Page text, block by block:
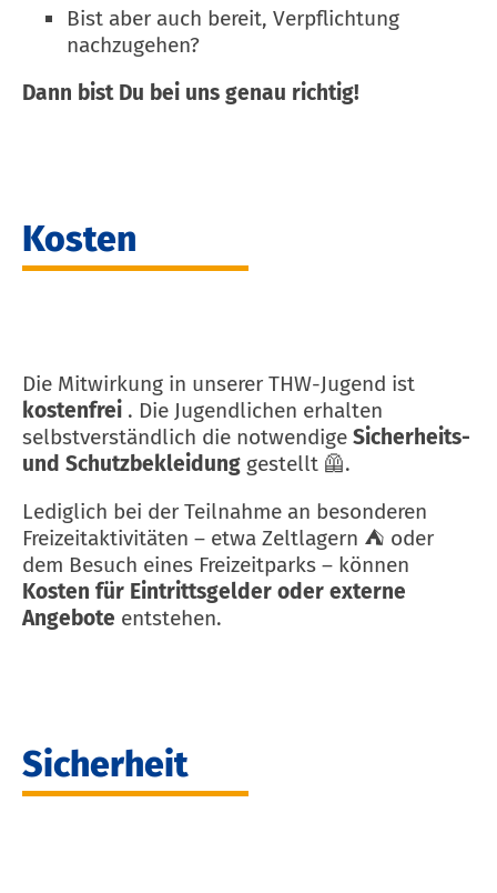
Bist aber auch bereit, Verpflichtung
nachzugehen?
Dann bist Du bei uns genau richtig!
Kosten
Die Mitwirkung in unserer THW-Jugend ist
kostenfrei . Die Jugendlichen erhalten
selbstverständlich die notwendige Sicherheits-
und Schutzbekleidung gestellt 🦺.
Lediglich bei der Teilnahme an besonderen
Freizeitaktivitäten – etwa Zeltlagern ⛺ oder
dem Besuch eines Freizeitparks – können
Kosten für Eintrittsgelder oder externe
Angebote entstehen.
Sicherheit